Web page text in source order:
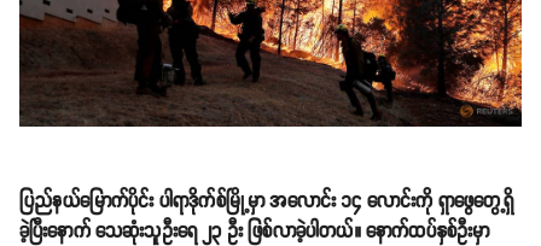
ပြည်နယ်မြောက်ပိုင်း ပါရာဒိုက်စ်မြို့မှာ အလောင်း ၁၄ လောင်းကို ရှာဖွေတွေ့ရှိ
ခဲ့ပြီးနောက် သေဆုံးသူဦးရေ ၂၃ ဦး ဖြစ်လာခဲ့ပါတယ်။ နောက်ထပ်နှစ်ဦးမှာ